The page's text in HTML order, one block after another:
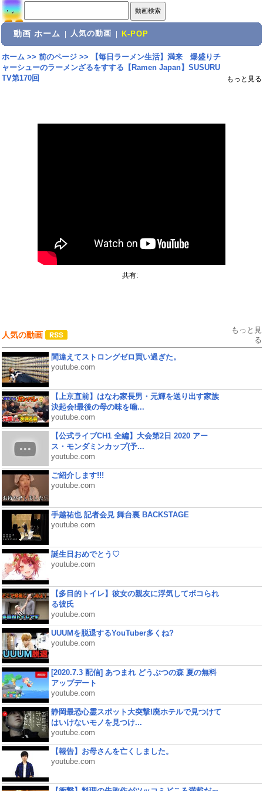
動画 ホーム 人気の動画 K-POP
ホーム>> 前のページ>>
【毎日ラーメン生活】満来 爆盛りチ
ャーシューのラーメンざるをすする【Ramen Japan】SUSURU
TV第170回
もっと見る
共有:
人気の動画
もっと見
る
間違えてストロングゼロ買い過ぎた。
youtube.com
【上京直前】はなわ家長男・元輝を送り出す家族
決起会!最後の母の味を噛...
youtube.com
【公式ライブCH1 全編】大会第2日 2020 アー
ス・モンダミンカップ(予...
youtube.com
ご紹介します!!!
youtube.com
手越祐也 記者会見 舞台裏 BACKSTAGE
youtube.com
誕生日おめでとう♡
youtube.com
【多目的トイレ】彼女の親友に浮気してボコられ
る彼氏
youtube.com
UUUMを脱退するYouTuber多くね?
youtube.com
[2020.7.3 配信] あつまれ どうぶつの森 夏の無料
アップデート
youtube.com
静岡最恐心霊スポット大突撃!廃ホテルで見つけて
はいけないモノを見つけ...
youtube.com
【報告】お母さんを亡くしました。
youtube.com